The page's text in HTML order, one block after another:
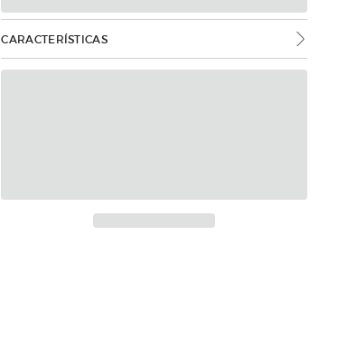
CARACTERÍSTICAS